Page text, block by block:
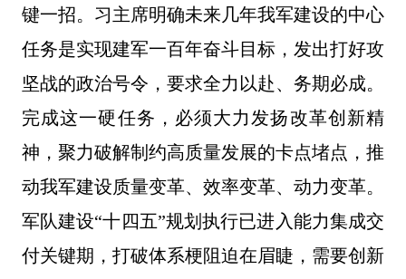
键一招。习主席明确未来几年我军建设的中心
任务是实现建军一百年奋斗目标，发出打好攻
坚战的政治号令，要求全力以赴、务期必成。
完成这一硬任务，必须大力发扬改革创新精
神，聚力破解制约高质量发展的卡点堵点，推
动我军建设质量变革、效率变革、动力变革。
军队建设“十四五”规划执行已进入能力集成交
付关键期，打破体系梗阻迫在眉睫，需要创新